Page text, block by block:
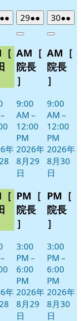
2026
日
●●
件
イ
ベ
ト)
–
年
–
年
292026
年
月
29
日
●●
件
イ
ベ
ト)
Close
AM［
院長
］
9:00
AM –
12:00
PM
2026年
8月29
日
PM［
院長
］
3:00
PM –
6:00
PM
2026年
8月29
日
302026
年
月
30
日
●●
件
イ
Close
AM［
院長
］
9:00
AM –
12:00
PM
2026年
8月30
日
PM［
院長
］
3:00
PM –
6:00
PM
2026年
8月30
日